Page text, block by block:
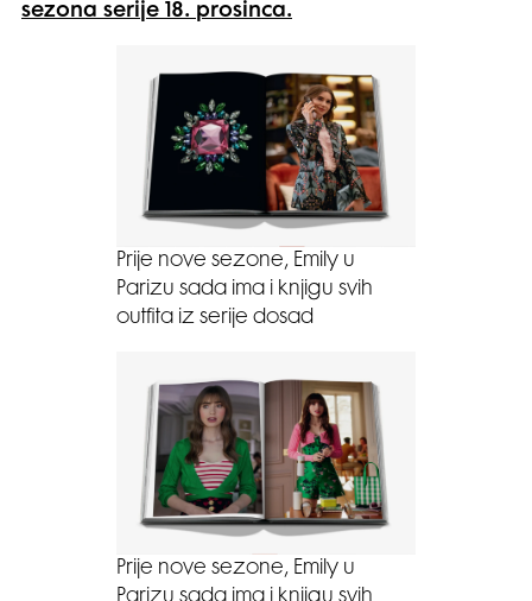
sezona serije 18. prosinca.
Prije nove sezone, Emily u
Parizu sada ima i knjigu svih
outfita iz serije dosad
Prije nove sezone, Emily u
Parizu sada ima i knjigu svih